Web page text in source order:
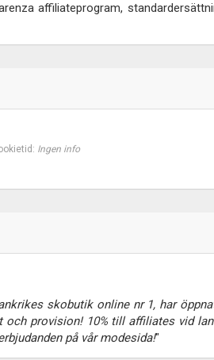
affiliateprogram,
Ingen info
skobutik online nr 1, har
och provision! 10% till affiliates vid
på vår modesida!"